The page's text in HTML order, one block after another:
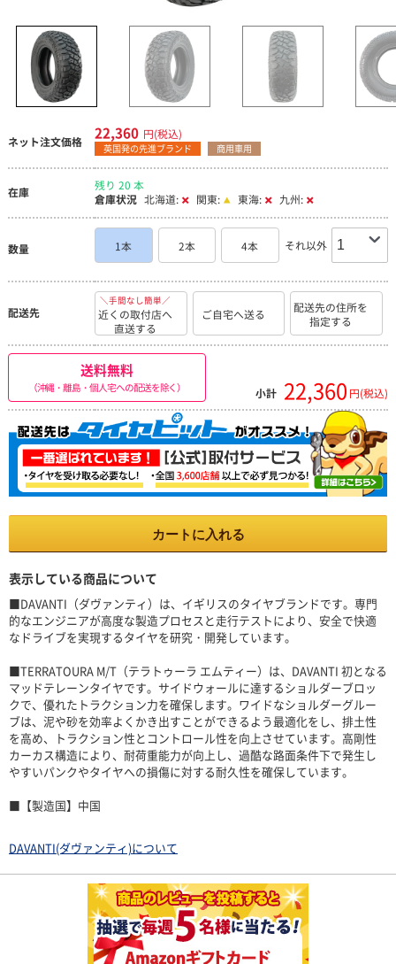
ネット注文価格 22,360 円(税込)
英国発の先進ブランド 商用車用
在庫
残り 20 本
倉庫状況 北海道: 関東: 東海: 九州:
数量 1本 2本 4本 それ以外
配送先
＼手間なし簡単／
近くの取付店へ
直送する
ご自宅へ送る
配送先の住所を
指定する
送料無料
（沖縄・離島・個人宅への配送を除く） 小計 22,360 円(税込)
カートに入れる
表示している商品について
■DAVANTI（ダヴァンティ）は、イギリスのタイヤブランドです。専門
的なエンジニアが高度な製造プロセスと走行テストにより、安全で快適
なドライブを実現するタイヤを研究・開発しています。
■TERRATOURA M/T（テラトゥーラ エムティー）は、DAVANTI 初となる
マッドテレーンタイヤです。サイドウォールに達するショルダーブロッ
クで、優れたトラクション力を確保します。ワイドなショルダーグルー
ブは、泥や砂を効率よくかき出すことができるよう最適化をし、排土性
を高め、トラクション性とコントロール性を向上させています。高剛性
カーカス構造により、耐荷重能力が向上し、過酷な路面条件下で発生し
やすいパンクやタイヤへの損傷に対する耐久性を確保しています。
■【製造国】中国
DAVANTI(ダヴァンティ)について